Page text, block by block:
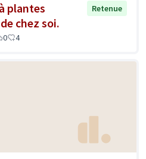
plantes
chez soi.
Retenue
0 4